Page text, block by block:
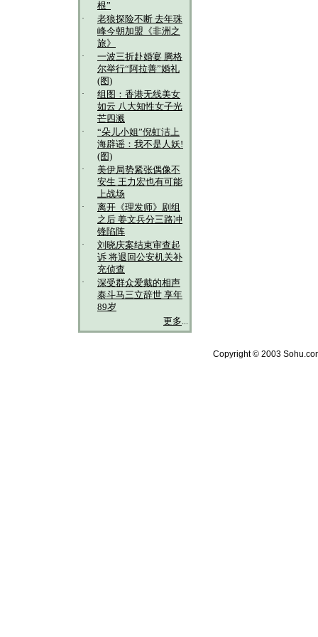
根”
·
老狼探险不断 去年珠
峰今朝加盟《非洲之
旅》
·
一波三折赴婚宴 腾格
尔举行“阿拉善”婚礼
(图)
·
组图：香港无线美女
如云 八大知性女子光
芒四溅
·
“朵儿小姐”倪虹洁上
海辟谣：我不是人妖!
(图)
·
美伊局势紧张偶像不
安生 王力宏也有可能
上战场
·
离开《理发师》剧组
之后 姜文兵分三路冲
锋陷阵
·
刘晓庆案结束审查起
诉 将退回公安机关补
充侦查
·
深受群众爱戴的相声
泰斗马三立辞世 享年
89岁
更多...
Copyright © 2003